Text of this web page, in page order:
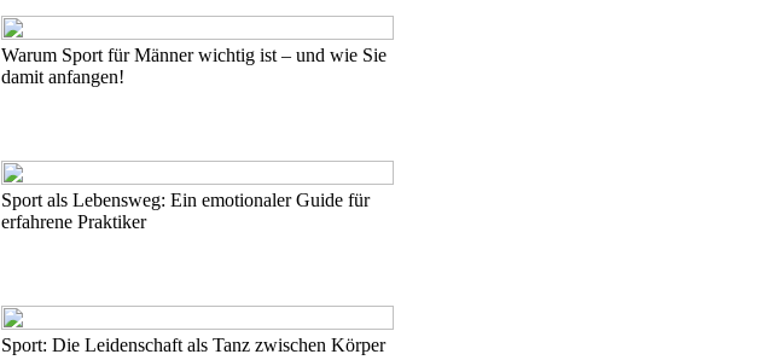
Warum Sport für Männer wichtig ist – und wie Sie
damit anfangen!
Sport als Lebensweg: Ein emotionaler Guide für
erfahrene Praktiker
Sport: Die Leidenschaft als Tanz zwischen Körper